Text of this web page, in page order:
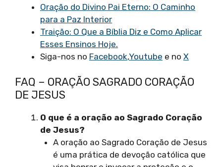
Oração do Divino Pai Eterno: O Caminho
para a Paz Interior
Traição: O Que a Bíblia Diz e Como Aplicar
Esses Ensinos Hoje.
Siga-nos no Facebook,Youtube e no X
FAQ – ORAÇÃO SAGRADO CORAÇÃO
DE JESUS
O que é a oração ao Sagrado Coração
de Jesus?
A oração ao Sagrado Coração de Jesus
é uma prática de devoção católica que